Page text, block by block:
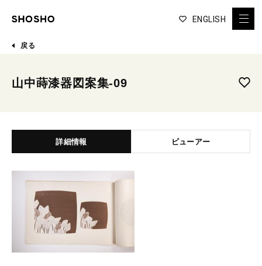
ENGLISH
戻る
山中蒔漆器図案集-09
詳細情報 ビューアー